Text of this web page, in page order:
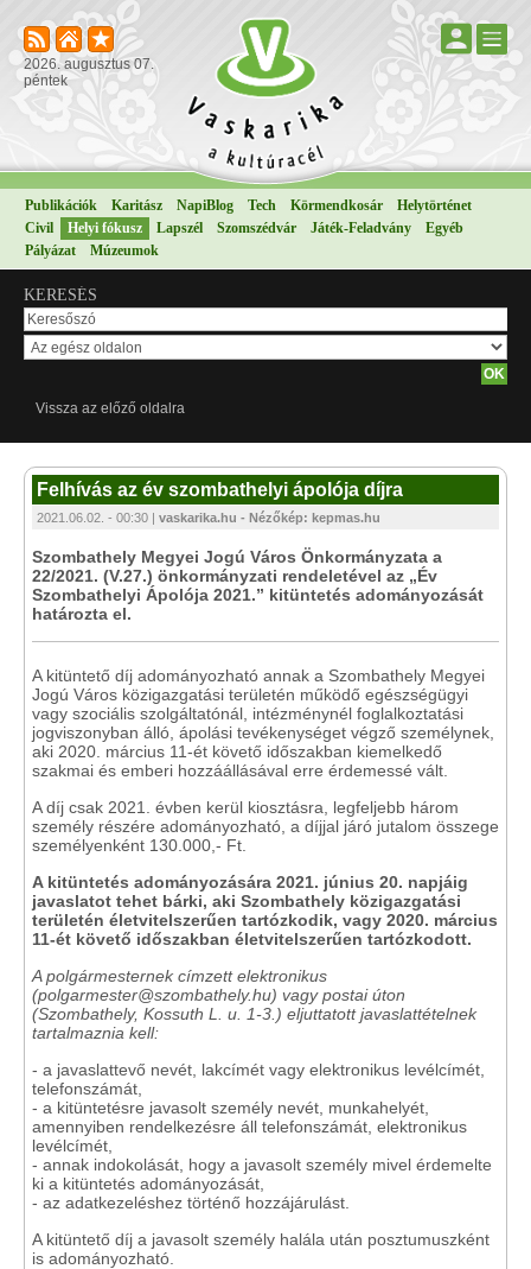
2026. augusztus 07.
péntek
Publikációk Karitász NapiBlog Tech Körmendkosár
Helytörténet
Civil
Helyi fókusz Lapszél Szomszédvár Játék-Feladvány
Egyéb
Pályázat
Múzeumok
KERESÉS
Vissza az előző oldalra
Felhívás az év szombathelyi ápolója díjra
2021.06.02. - 00:30 | vaskarika.hu - Nézőkép: kepmas.hu
Szombathely Megyei Jogú Város Önkormányzata a
22/2021. (V.27.) önkormányzati rendeletével az „Év
Szombathelyi Ápolója 2021.” kitüntetés adományozását
határozta el.
A kitüntető díj adományozható annak a Szombathely Megyei
Jogú Város közigazgatási területén működő egészségügyi
vagy szociális szolgáltatónál, intézménynél foglalkoztatási
jogviszonyban álló, ápolási tevékenységet végző személynek,
aki 2020. március 11-ét követő időszakban kiemelkedő
szakmai és emberi hozzáállásával erre érdemessé vált.
A díj csak 2021. évben kerül kiosztásra, legfeljebb három
személy részére adományozható, a díjjal járó jutalom összege
személyenként 130.000,- Ft.
A kitüntetés adományozására 2021. június 20. napjáig
javaslatot tehet bárki, aki Szombathely közigazgatási
területén életvitelszerűen tartózkodik, vagy 2020. március
11-ét követő időszakban életvitelszerűen tartózkodott.
A polgármesternek címzett elektronikus
(polgarmester@szombathely.hu) vagy postai úton
(Szombathely, Kossuth L. u. 1-3.) eljuttatott javaslattételnek
tartalmaznia kell:
- a javaslattevő nevét, lakcímét vagy elektronikus levélcímét,
telefonszámát,
- a kitüntetésre javasolt személy nevét, munkahelyét,
amennyiben rendelkezésre áll telefonszámát, elektronikus
levélcímét,
- annak indokolását, hogy a javasolt személy mivel érdemelte
ki a kitüntetés adományozását,
- az adatkezeléshez történő hozzájárulást.
A kitüntető díj a javasolt személy halála után posztumuszként
is adományozható.